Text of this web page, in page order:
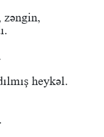
zəngin,
heykəl.